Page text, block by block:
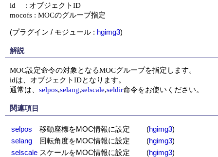
id     : オブジェクトID
mocofs : MOCのグループ指定
(プラグイン / モジュール : hgimg3)
解説
MOC設定命令の対象となるMOCグループを指定します。
idは、オブジェクトIDとなります。
通常は、 selpos,selang,selscale,seldir命令をお使いください。
関連項目
selpos 移動座標をMOC情報に設定 (hgimg3)
selang
回転角度をMOC情報に設定 (hgimg3)
selscale スケールをMOC情報に設定 (hgimg3)